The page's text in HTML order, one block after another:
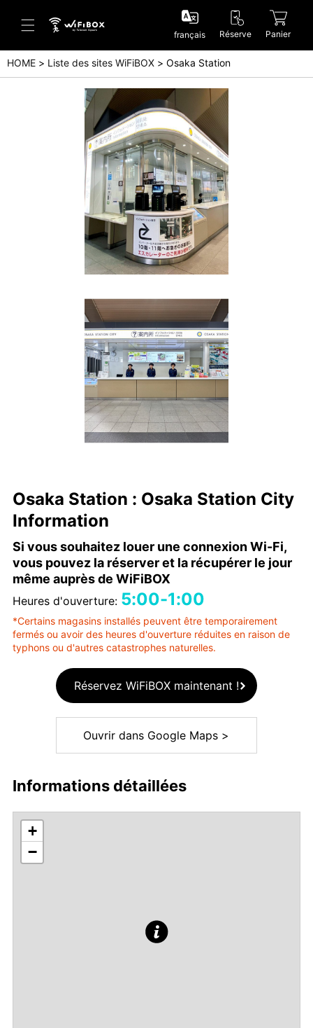
Aide/Contactez-nous
Centre d'aide (Japanese)
Centre d'aide (English)
Enquête (Japanese)
Enquête (English)
français Réserve Panier
HOME Liste des sites WiFiBOX Osaka Station
Osaka Station : Osaka Station City
Information
Si vous souhaitez louer une connexion Wi-Fi,
vous pouvez la réserver et la récupérer le jour
même auprès de WiFiBOX
Heures d'ouverture: 5:00-1:00
*Certains magasins installés peuvent être temporairement
fermés ou avoir des heures d'ouverture réduites en raison de
typhons ou d'autres catastrophes naturelles.
Réservez WiFiBOX maintenant !
Ouvrir dans Google Maps >
Informations détaillées
+
−